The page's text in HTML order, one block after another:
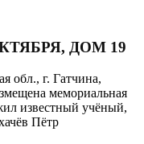
ДОМ 19
обл., г. Гатчина,
мемориальная
известный учёный,
Пётр